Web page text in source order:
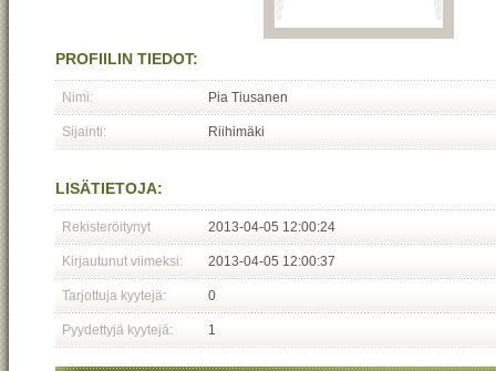
PROFIILIN TIEDOT:
Nimi: Pia Tiusanen
Sijainti: Riihimäki
LISÄTIETOJA:
Rekisteröitynyt 2013-04-05 12:00:24
Kirjautunut viimeksi: 2013-04-05 12:00:37
Tarjottuja kyytejä: 0
Pyydettyjä kyytejä: 1